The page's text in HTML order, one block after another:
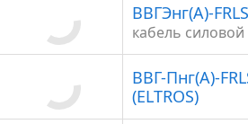
ВВГЭнг(А)-
кабель
ВВГ-Пнг(А)-
(ELTROS)